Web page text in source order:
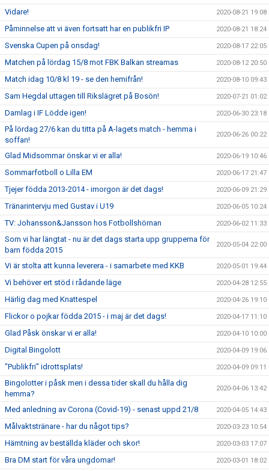
Vidare! 2020-08-21 19:08
Påminnelse att vi även fortsatt har en publikfri IP 2020-08-21 18:24
Svenska Cupen på onsdag! 2020-08-17 22:05
Matchen på lördag 15/8 mot FBK Balkan streamas 2020-08-12 20:50
Match idag 10/8 kl 19 - se den hemifrån! 2020-08-10 09:43
Sam Hegdal uttagen till Rikslägret på Bosön! 2020-07-21 01:02
Damlag i IF Lödde igen! 2020-06-30 23:18
På lördag 27/6 kan du titta på A-lagets match - hemma i
soffan!
2020-06-26 00:22
Glad Midsommar önskar vi er alla! 2020-06-19 10:46
Sommarfotboll o Lilla EM 2020-06-17 21:47
Tjejer födda 2013-2014 - imorgon är det dags! 2020-06-09 21:29
Tränarintervju med Gustav i U19 2020-06-05 10:24
TV: Johansson&Jansson hos Fotbollshörnan 2020-06-02 11:33
Som vi har längtat - nu är det dags starta upp grupperna för
barn födda 2015
2020-05-04 22:00
Vi är stolta att kunna leverera - i samarbete med KKB 2020-05-01 19:44
Vi behöver ert stöd i rådande läge 2020-04-28 12:55
Härlig dag med Knattespel 2020-04-26 19:10
Flickor o pojkar födda 2015 - i maj är det dags! 2020-04-17 11:10
Glad Påsk önskar vi er alla! 2020-04-10 10:00
Digital Bingolott 2020-04-09 19:06
"Publikfri" idrottsplats! 2020-04-09 09:11
Bingolotter i påsk men i dessa tider skall du hålla dig
hemma?
2020-04-06 13:42
Med anledning av Corona (Covid-19) - senast uppd 21/8 2020-04-05 14:43
Målvaktstränare - har du något tips? 2020-03-23 10:54
Hämtning av beställda kläder och skor! 2020-03-03 17:07
Bra DM start för våra ungdomar! 2020-03-01 18:02